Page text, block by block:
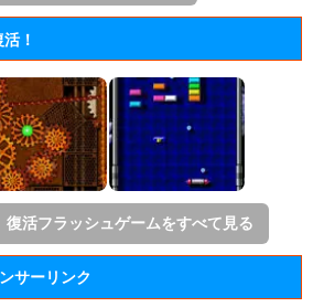
！
復活フラッシュゲームをすべて見る
サーリンク